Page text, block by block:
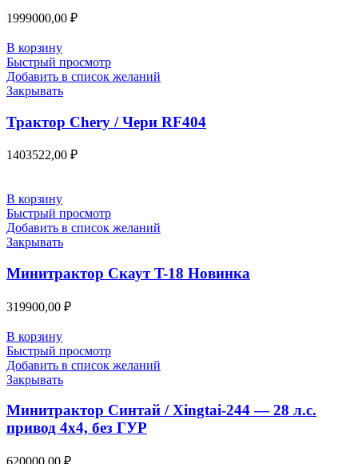
1999000,00 ₽
В корзину
Быстрый просмотр
Добавить в список желаний
Закрывать
Трактор Chery / Чери RF404
1403522,00 ₽
В корзину
Быстрый просмотр
Добавить в список желаний
Закрывать
Минитрактор Скаут T-18 Новинка
319900,00 ₽
В корзину
Быстрый просмотр
Добавить в список желаний
Закрывать
Минитрактор Синтай / Xingtai-244 — 28 л.с.
привод 4х4, без ГУР